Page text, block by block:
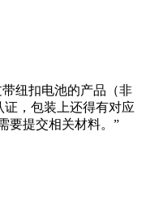
纽扣电池的产品（非
证，包装上还得有对应
要提交相关材料。”